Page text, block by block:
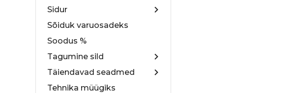
Sidur
Sõiduk varuosadeks
Soodus %
Tagumine sild
Täiendavad seadmed
Tehnika müügiks